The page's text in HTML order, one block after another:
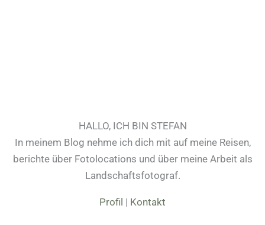
HALLO, ICH BIN STEFAN
In meinem Blog nehme ich dich mit auf meine Reisen,
berichte über Fotolocations und über meine Arbeit als
Landschaftsfotograf.
Profil | Kontakt